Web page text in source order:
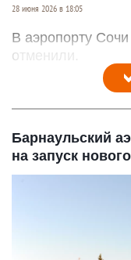
28 июня 2026 в 18:05
В аэропорту
отменили.
Барнаульский
на запуск